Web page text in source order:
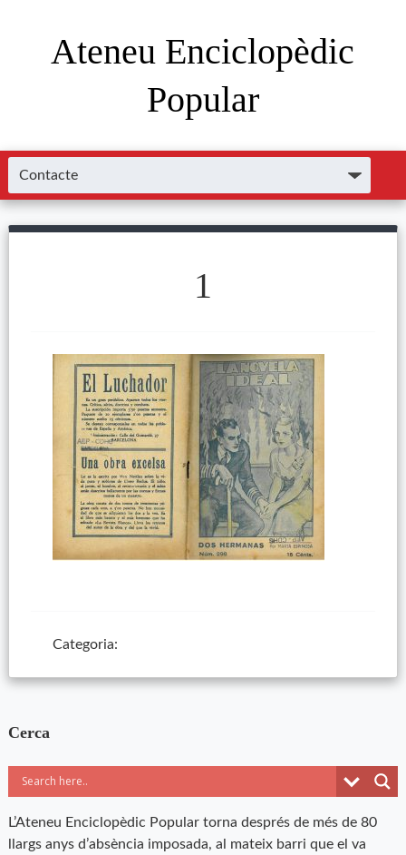
Ateneu Enciclopèdic
Popular
1
Categoria:
Cerca
L’Ateneu Enciclopèdic Popular torna després de més de 80
llargs anys d’absència imposada, al mateix barri que el va